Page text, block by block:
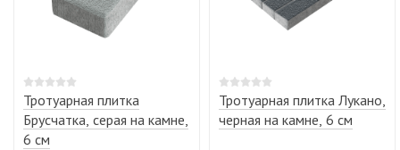
Тротуарная плитка
Брусчатка, серая на камне,
6 см
Тротуарная плитка Лукано,
черная на камне, 6 см